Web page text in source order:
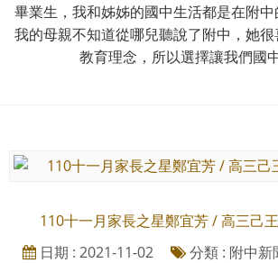
畢業生，我和姊姊的國中生活都是在附中
我的母親不知道從哪兒聽說了附中，她
教育理念，所以選擇讓我們國
110十一月家長之星鄭宜芳 / 高三己
日期 : 2021-11-02
分類 : 附中新